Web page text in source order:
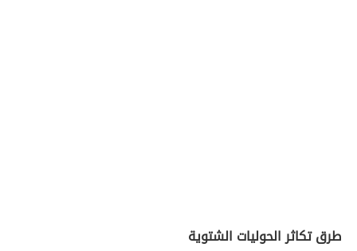
طرق تكاثر الحوليات الشتوية